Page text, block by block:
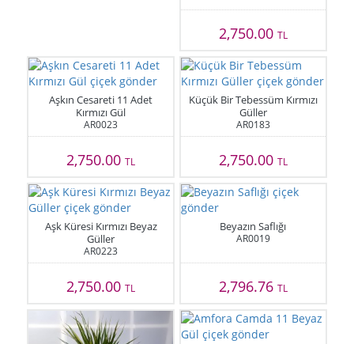
2,750.00 TL
Aşkın Cesareti 11 Adet
Kırmızı Gül
AR0023
2,750.00TL
Küçük Bir Tebessüm Kırmızı
Güller
AR0183
2,750.00 TL
Aşk Küresi Kırmızı Beyaz
Güller
AR0223
2,750.00TL
Beyazın Saflığı
AR0019
2,796.76 TL